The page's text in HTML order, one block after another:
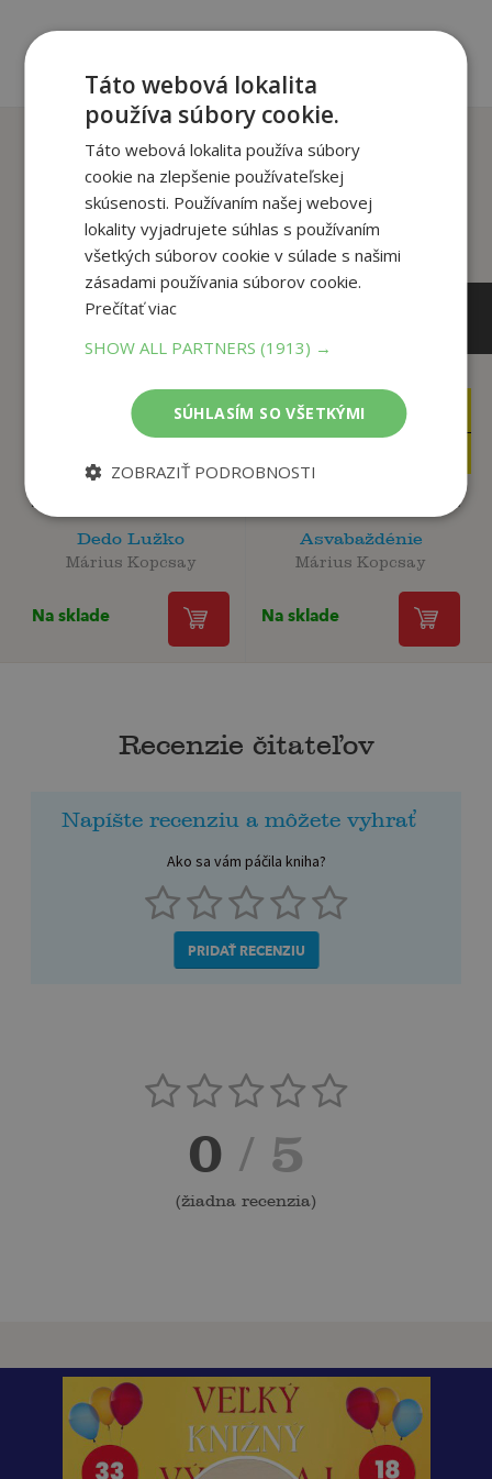
Zákazníci, ktorí si kúpili
tento titul si tiež kúpili
15,00€
Dedo Lužko
Márius Kopcsay
Na sklade
13
Asvabaždénie
Márius Kopcsay
Na sklade
Recenzie čitateľov
Napíšte recenziu a môžete vyhrať
Ako sa vám páčila kniha?
PRIDAŤ RECENZIU
0 / 5
(žiadna recenzia)
Táto webová lokalita
používa súbory cookie.
Táto webová lokalita používa súbory
cookie na zlepšenie používateľskej
skúsenosti. Používaním našej webovej
lokality vyjadrujete súhlas s používaním
všetkých súborov cookie v súlade s našimi
zásadami používania súborov cookie.
Prečítať viac
SHOW ALL PARTNERS(1913) →
SÚHLASÍM SO VŠETKÝMI
ZOBRAZIŤ PODROBNOSTI